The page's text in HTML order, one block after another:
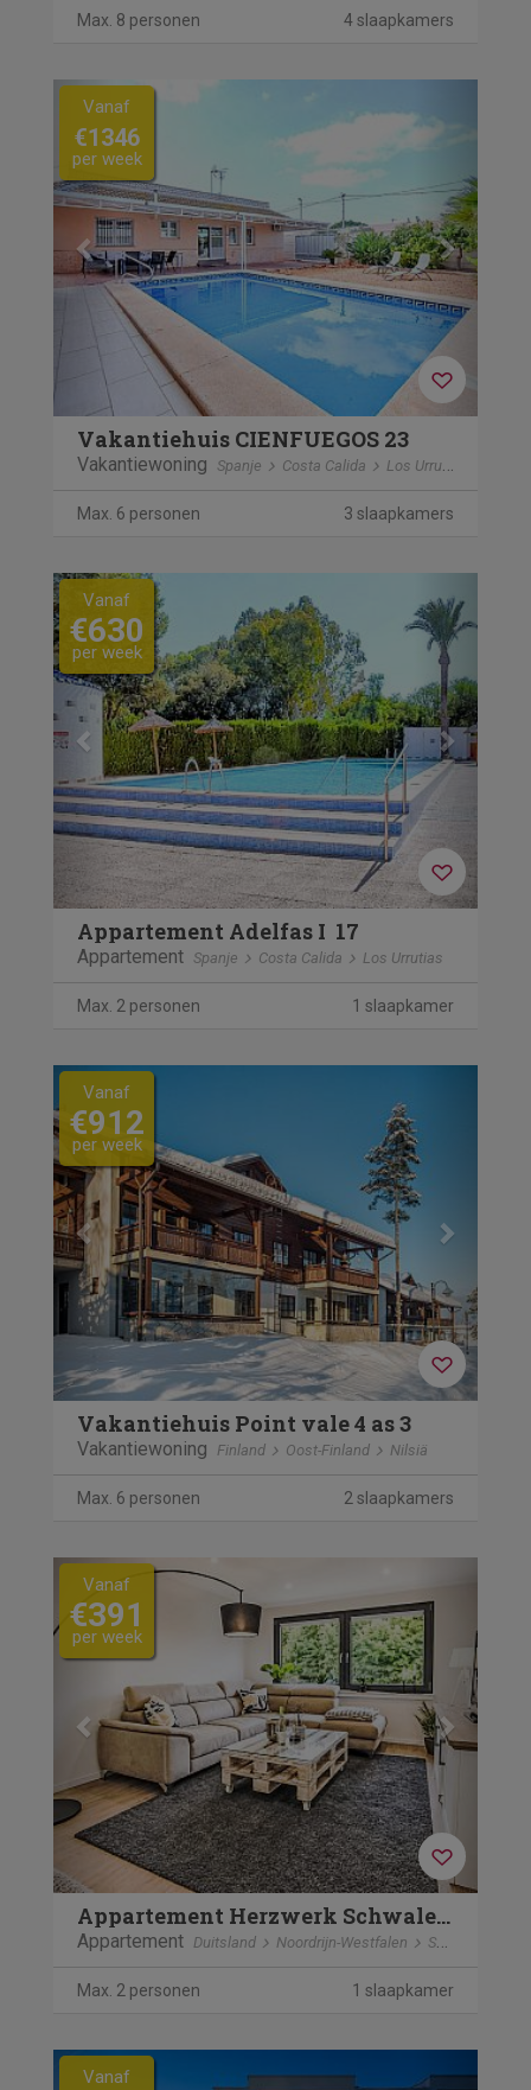
Max. 8 personen 4 slaapkamers
Previous
Vanaf
€1346
per week
Vakantiehuis CIENFUEGOS 23
Vakantiewoning Spanje Costa Calida Los Urrutias
Max. 6 personen 3 slaapkamers
Previous
Vanaf
€630
per week
Appartement Adelfas I  17
Appartement Spanje Costa Calida Los Urrutias
Max. 2 personen 1 slaapkamer
Previous
Vanaf
€912
per week
Vakantiehuis Point vale 4 as 3
Vakantiewoning Finland Oost-Finland Nilsiä
Max. 6 personen 2 slaapkamers
Previous
Vanaf
€391
per week
Appartement Herzwerk Schwalenberg
Appartement Duitsland Noordrijn-Westfalen Schwalenberg
Max. 2 personen 1 slaapkamer
Previous
Vanaf